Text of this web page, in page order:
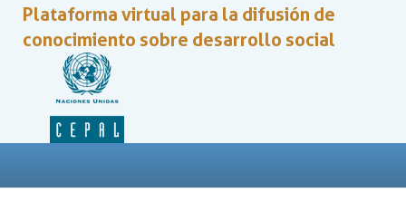
Plataforma virtual para la difusión de
conocimiento sobre desarrollo social